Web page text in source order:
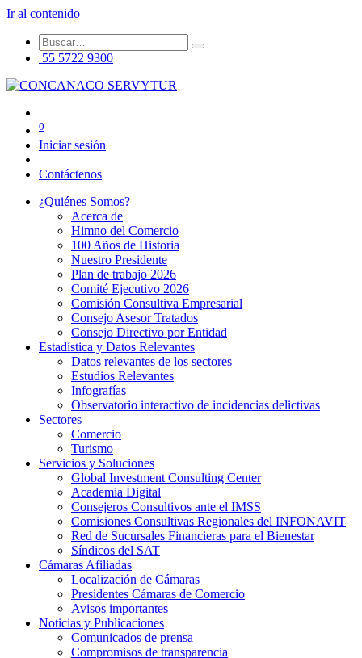
Ir al contenido
55 5722 9300
0
Iniciar sesión
Contáctenos
¿Quiénes Somos?
Acerca de
Himno del Comercio
100 Años de Historia
Nuestro Presidente
Plan de trabajo 2026
Comité Ejecutivo 2026
Comisión Consultiva Empresarial
Consejo Asesor Tratados
Consejo Directivo por Entidad
Estadística y Datos Relevantes
Datos relevantes de los sectores
Estudios Relevantes
Infografías
Observatorio interactivo de incidencias delictivas
Sectores
Comercio
Turismo
Servicios y Soluciones
Global Investment Consulting Center
Academia Digital
Consejeros Consultivos ante el IMSS
Comisiones Consultivas Regionales del INFONAVIT
Red de Sucursales Financieras para el Bienestar
Síndicos del SAT
Cámaras Afiliadas
Localización de Cámaras
Presidentes Cámaras de Comercio
Avisos importantes
Noticias y Publicaciones
Comunicados de prensa
Compromisos de transparencia